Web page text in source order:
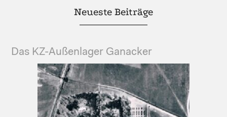
Neueste Beiträge
Das KZ-Außenlager Ganacker